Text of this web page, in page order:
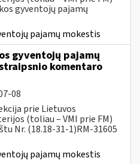
gyventojų pajamų
pajamų mokestis
gyventojų pajamų
komentaro
08
prie Lietuvos
(toliau – VMI prie FM)
Nr. (18.18-31-1)RM-31605
pajamų mokestis